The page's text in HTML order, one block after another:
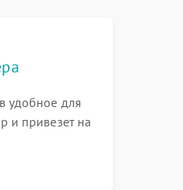
удобное для
и привезет на